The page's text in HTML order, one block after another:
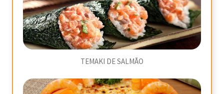
TEMAKI DE SALMÃO